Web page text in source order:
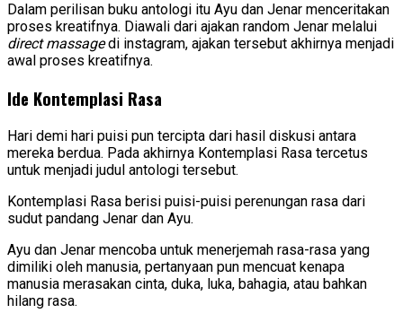
Dalam perilisan buku antologi itu Ayu dan Jenar menceritakan
proses kreatifnya. Diawali dari ajakan random Jenar melalui
direct massagedi instagram, ajakan tersebut akhirnya menjadi
awal proses kreatifnya.
Ide Kontemplasi Rasa
Hari demi hari puisi pun tercipta dari hasil diskusi antara
mereka berdua. Pada akhirnya Kontemplasi Rasa tercetus
untuk menjadi judul antologi tersebut.
Kontemplasi Rasa berisi puisi-puisi perenungan rasa dari
sudut pandang Jenar dan Ayu.
Ayu dan Jenar mencoba untuk menerjemah rasa-rasa yang
dimiliki oleh manusia, pertanyaan pun mencuat kenapa
manusia merasakan cinta, duka, luka, bahagia, atau bahkan
hilang rasa.